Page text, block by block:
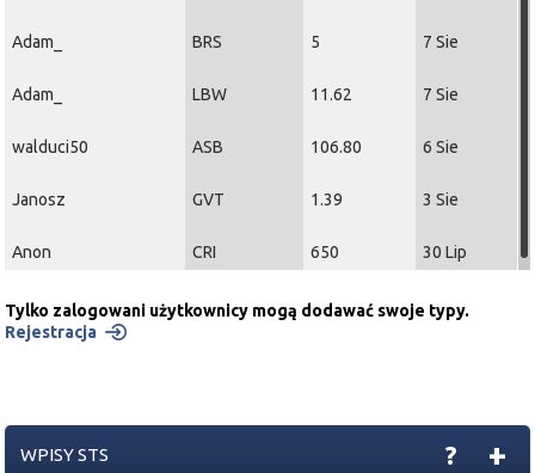
Adam_ BRS 5 7 Sie
Adam_ LBW 11.62 7 Sie
walduci50 ASB 106.80 6 Sie
Janosz GVT 1.39 3 Sie
Anon CRI 650 30 Lip
Tylko zalogowani użytkownicy mogą dodawać swoje typy.
Rejestracja
WPISY STS +
?